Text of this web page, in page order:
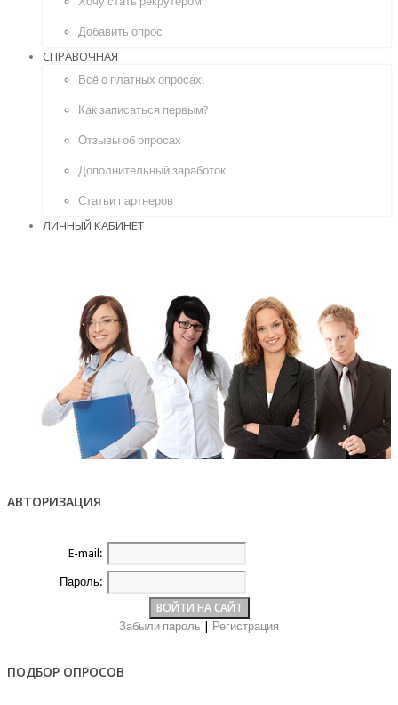
Добавить опрос
СПРАВОЧНАЯ
Всё о платных опросах!
Как записаться первым?
Отзывы об опросах
Дополнительный заработок
Статьи партнеров
ЛИЧНЫЙ КАБИНЕТ
АВТОРИЗАЦИЯ
E-mail:
Пароль:
Забыли пароль Регистрация
ПОДБОР ОПРОСОВ